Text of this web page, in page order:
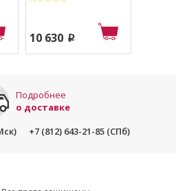
10 630 p
Подробнее
о доставке
+7 (812) 643-21-85 (СПб)